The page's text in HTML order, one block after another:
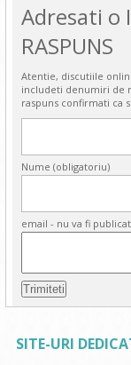
Adresati o
RASPUNS
Atentie, discutiile
includeti denumiri de
raspuns confirmati ca
Nume (obligatoriu)
email - nu va fi
SITE-URI